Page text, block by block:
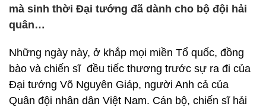
mà sinh thời Đại tướng đã dành cho bộ đội hải
quân…
Những ngày này, ở khắp mọi miền Tổ quốc, đồng
bào và chiến sĩ đều tiếc thương trước sự ra đi của
Đại tướng Võ Nguyên Giáp, người Anh cả của
Quân đội nhân dân Việt Nam. Cán bộ, chiến sĩ hải